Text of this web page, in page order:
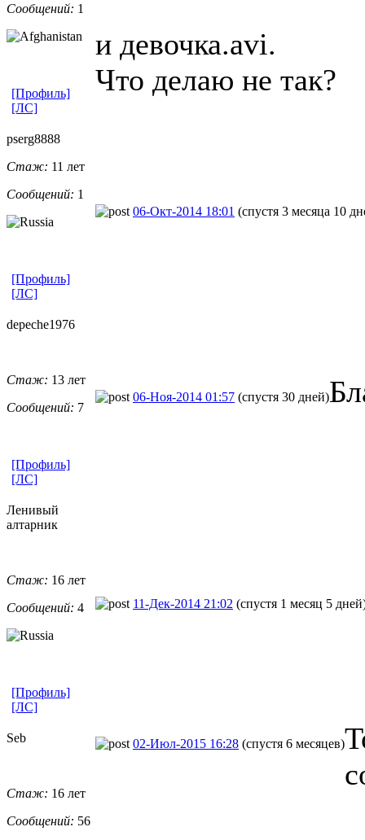
Сообщений: 1
и девочка.avi.
Что делаю не так?
[Профиль]
[ЛС]
pserg8888
Стаж: 11 лет
Сообщений: 1
06-Окт-2014 18:01 (спустя 3 месяца 10
[Профиль]
[ЛС]
depeche1976
Стаж: 13 лет
Сообщений: 7
06-Ноя-2014 01:57 (спустя 30 дней)
[Профиль]
[ЛС]
Ленивый
алтарник
Стаж: 16 лет
Сообщений: 4 11-Дек-2014 21:02 (спустя 1 месяц 5
[Профиль]
[ЛС]
Seb
Стаж: 16 лет
Сообщений: 56
02-Июл-2015 16:28 (спустя 6 месяцев)